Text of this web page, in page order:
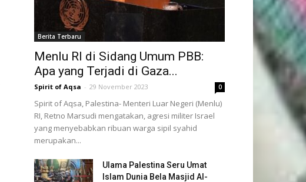
Berita Terbaru
Menlu RI di Sidang Umum PBB:
Apa yang Terjadi di Gaza...
Spirit of Aqsa - 29 November 2023 0
Spirit of Aqsa, Palestina- Menteri Luar Negeri (Menlu)
RI, Retno Marsudi mengatakan, agresi militer Israel
yang menyebabkan ribuan warga sipil syahid
merupakan...
Ulama Palestina Seru Umat
Islam Dunia Bela Masjid Al-